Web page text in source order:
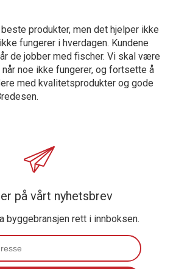
produkter, men det hjelper ikke
fungerer i hverdagen. Kundene
de jobber med fischer. Vi skal være
noe ikke fungerer, og fortsette å
med kvalitetsprodukter og gode
på vårt nyhetsbrev
byggebransjen rett i innboksen.